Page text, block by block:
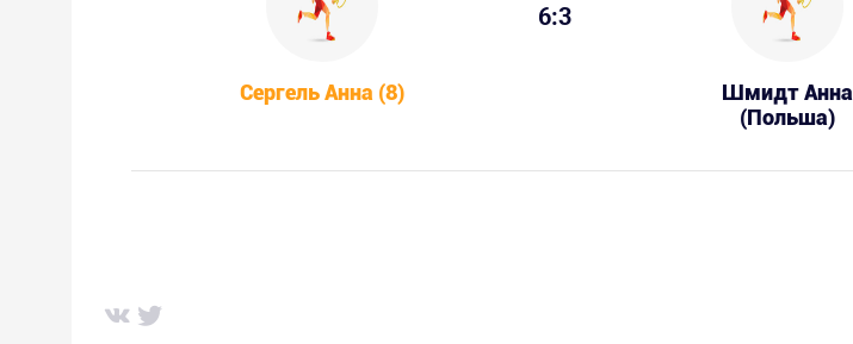
Сергель Анна (8)
6:3
Шмидт Анна
(Польша)